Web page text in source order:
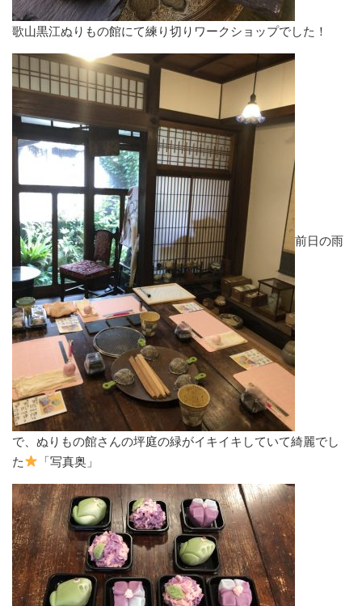
歌山黒江ぬりもの館にて練り切りワークショップでした！
前日の雨
で、ぬりもの館さんの坪庭の緑がイキイキしていて綺麗でし
た
「写真奥」